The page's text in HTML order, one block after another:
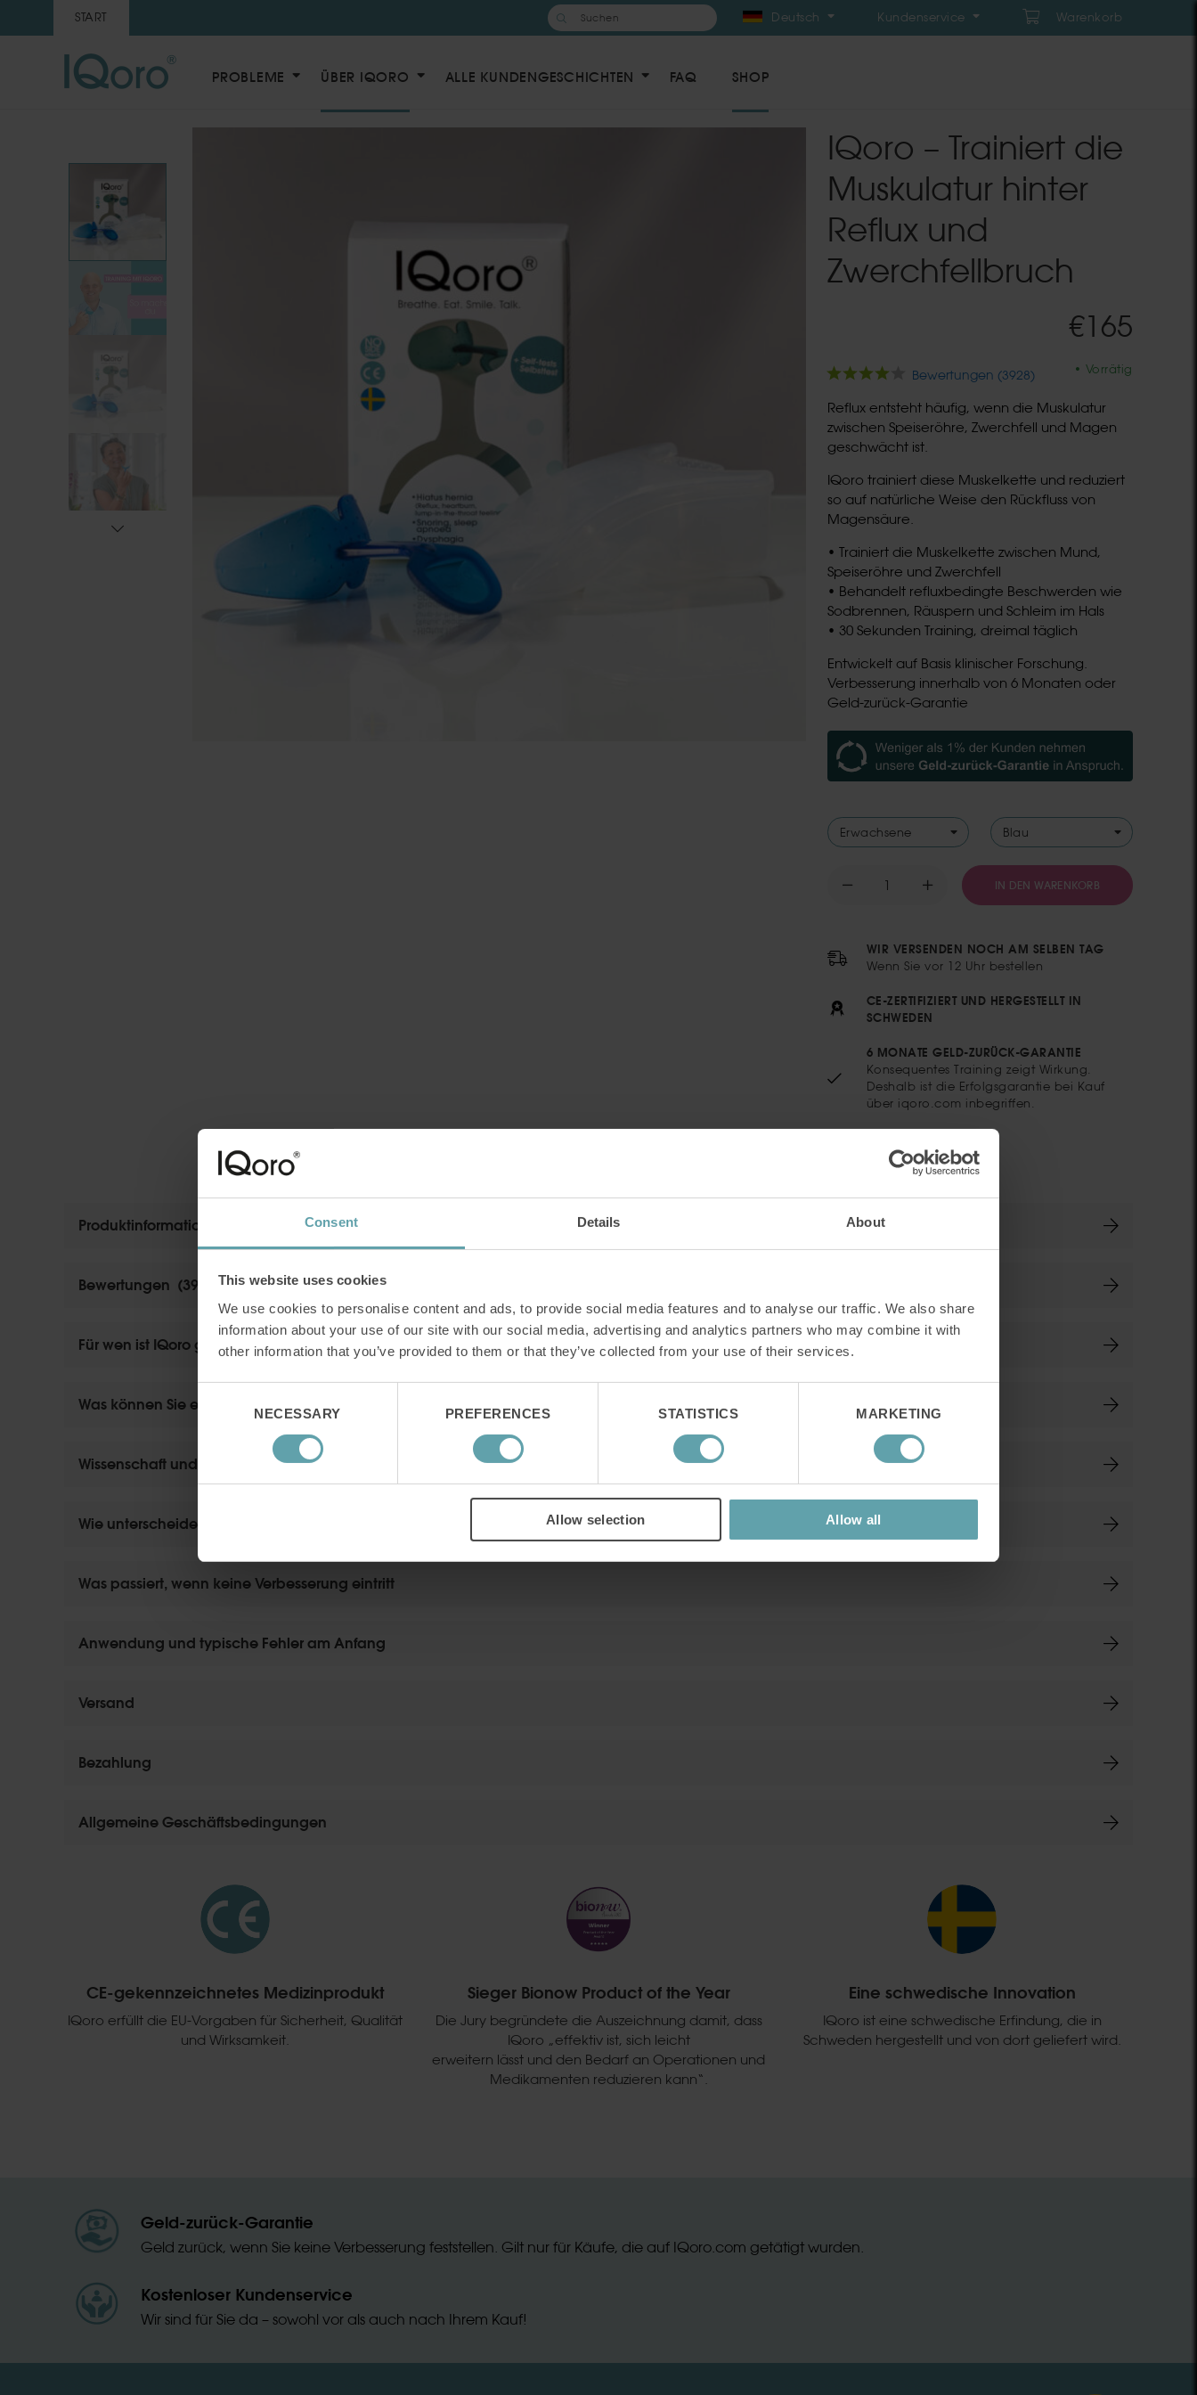
Consent Details About
This website uses cookies
We use cookies to personalise content and ads, to provide social media features and to analyse our traffic. We also share
information about your use of our site with our social media, advertising and analytics partners who may combine it with
other information that you’ve provided to them or that they’ve collected from your use of their services.
NECESSARY PREFERENCES STATISTICS MARKETING
Allow selection Allow all
START
Suchen
nach: Deutsch Kundenservice Warenkorb
PROBLEME ÜBER IQORO ALLE KUNDENGESCHICHTEN FAQ SHOP
IQoro – Trainiert die
Muskulatur hinter
Reflux und
Zwerchfellbruch
€165
Bewertungen (3928) Vorrätig
Reflux entsteht häufig, wenn die Muskulatur
zwischen Speiseröhre, Zwerchfell und Magen
geschwächt ist.
IQoro trainiert diese Muskelkette und reduziert
so auf natürliche Weise den Rückfluss von
Magensäure.
• Trainiert die Muskelkette zwischen Mund,
Speiseröhre und Zwerchfell
• Behandelt refluxbedingte Beschwerden wie
Sodbrennen, Räuspern und Schleim im Hals
• 30 Sekunden Training, dreimal täglich
Entwickelt auf Basis klinischer Forschung.
Verbesserung innerhalb von 6 Monaten oder
Geld-zurück-Garantie
Erwachsene Blau
MUSKULATUR
UND
MENGE
IN DEN WARENKORB
WIR VERSENDEN NOCH AM SELBEN TAG
Wenn Sie vor 12 Uhr bestellen
CE-ZERTIFIZIERT UND HERGESTELLT IN
SCHWEDEN
6 MONATE GELD-ZURÜCK-GARANTIE
Konsequentes Training zeigt Wirkung.
Deshalb ist die Erfolgsgarantie bei Kauf
über iqoro.com inbegriffen.
Produktinformationen
Bewertungen (3928
Für wen ist IQoro geeignet
Was können Sie erwarten und wann treten Ergebnisse ein
Wissenschaft und Studienlage
Wie unterscheidet sich IQoro von anderen Alternativen
Was passiert, wenn keine Verbesserung eintritt
Anwendung und typische Fehler am Anfang
Versand
Bezahlung
Allgemeine Geschäftsbedingungen
CE-gekennzeichnetes Medizinprodukt
IQoro erfüllt die EU-Vorgaben für Sicherheit, Qualität
und Wirksamkeit.
Sieger Bionow Product of the Year
Die Jury begründete die Auszeichnung damit, dass
IQoro „effektiv ist, sich leicht
erweitern lässt und den Bedarf an Operationen und
Medikamenten reduzieren kann“.
Eine schwedische Innovation
IQoro ist eine schwedische Erfindung, die in
Schweden hergestellt und von dort geliefert wird.
Geld-zurück-Garantie
Geld zurück, wenn Sie keine Verbesserung feststellen. Gilt nur für Käufe, die auf IQoro.com getätigt wurden.
Kostenloser Kundenservice
Wir sind für Sie da – sowohl vor als auch nach Ihrem Kauf!